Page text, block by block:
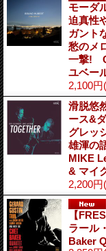
モーダ
迫真性
ガント
愁のメ
一撃!
ユベー
2,100円
滑脱悠
ース&
グレッ
雄渾の
MIKE
& マイ
2,200円
【
ラール
Baker